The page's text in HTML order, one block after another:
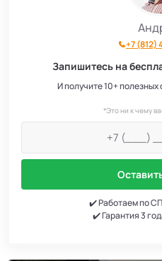
+7 (812)
Запишитесь на
И получите 10+
*Это ни к чему
✔️ Работаем по
✔️ Гарантия 3